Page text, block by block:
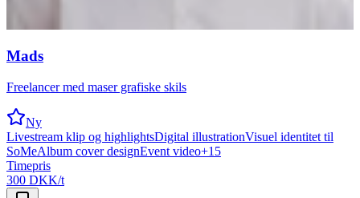
Mads
Freelancer med maser grafiske skils
Ny
Livestream klip og highlightsDigital illustrationVisuel identitet til
SoMeAlbum cover designEvent video+15
Timepris
300 DKK/t